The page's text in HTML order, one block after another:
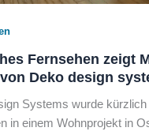
Fernsehen zeigt
Deko design
Systems wurde
in einem Wohnprojekt in